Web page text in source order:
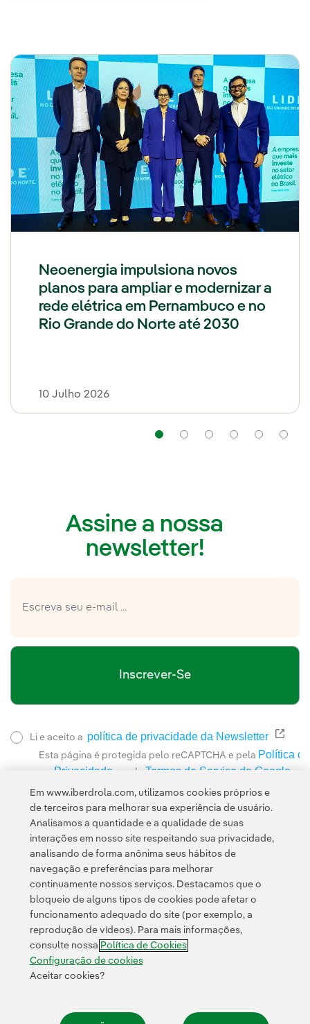
Neoenergia impulsiona novos
planos para ampliar e modernizar a
rede elétrica em Pernambuco e no
Rio Grande do Norte até 2030
10 Julho 2026
NavegaçãoNavegaçãoNavegação
Assine a nossa
newsletter!
Inscrever-Se
Li e aceito a política de privacidade da Newsletter Link
Esta página é protegida pelo reCAPTCHA e pela Política de
Privacidade
e pela Termos de Serviço do Google
Contato Clientes Política de Privacidade Informação legal
Transparência no uso da IA Política de cookies Configuração de cookies
Acessibilidade Canal de denúncias
© 2026 Iberdrola, S.A. Todos os direitos reservados.
Em www.iberdrola.com, utilizamos cookies próprios e
de terceiros para melhorar sua experiência de usuário.
Analisamos a quantidade e a qualidade de suas
interações em nosso site respeitando sua privacidade,
analisando de forma anônima seus hábitos de
navegação e preferências para melhorar
continuamente nossos serviços. Destacamos que o
bloqueio de alguns tipos de cookies pode afetar o
funcionamento adequado do site (por exemplo, a
reprodução de vídeos). Para mais informações,
consulte nossa Política de Cookies
Configuração de cookies
Aceitar cookies?